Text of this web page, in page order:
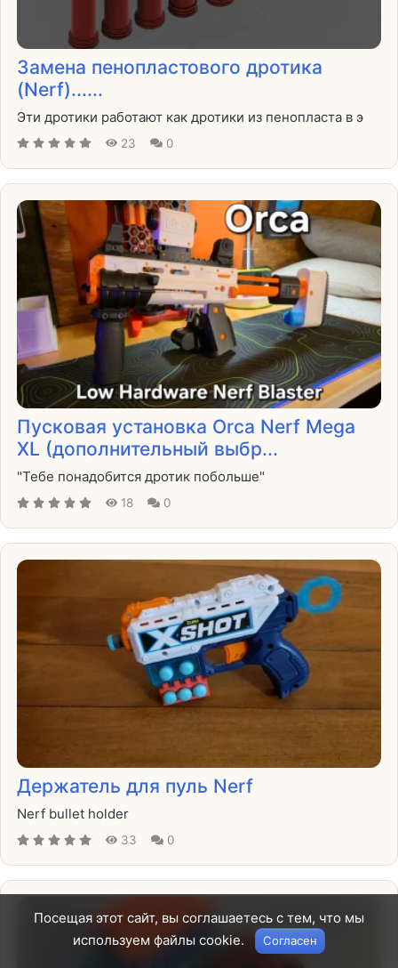
Замена пенопластового дротика
(Nerf)......
Эти дротики работают как дротики из пенопласта в э
23 0
Пусковая установка Orca Nerf Mega
XL (дополнительный выбр...
"Тебе понадобится дротик побольше"
18 0
Держатель для пуль Nerf
Nerf bullet holder
33 0
Посещая этот сайт, вы соглашаетесь с тем, что мы
используем файлы cookie.
Согласен